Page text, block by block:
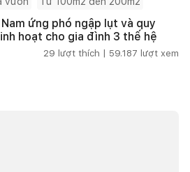
ứng phó ngập lụt và quy
hoạt cho gia đình 3 thế hệ
29 lượt thích | 59.187 lượt xem